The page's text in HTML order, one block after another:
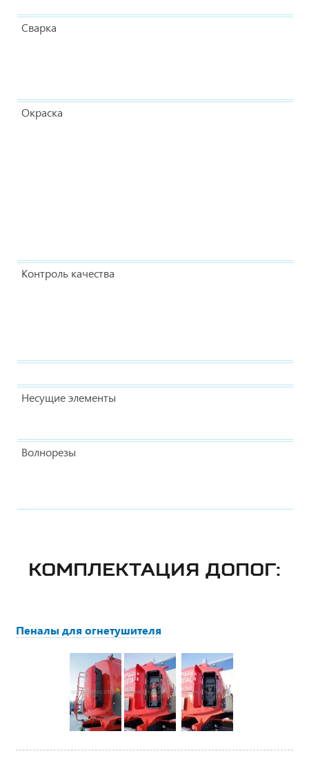
Сварка
Окраска
Контроль качества
Несущие элементы
Волнорезы
КОМПЛЕКТАЦИЯ ДОПОГ:
Пеналы для огнетушителя